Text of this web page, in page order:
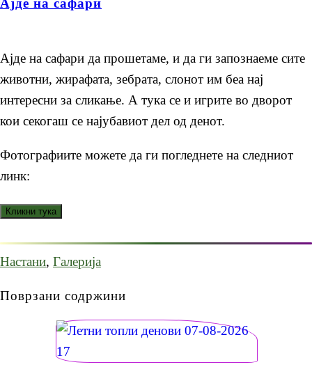
Aјде на сафари
Ајде на сафари да прошетаме, и да ги запознаеме сите
животни, жирафата, зебрата, слонот им беа нај
интересни за сликање. А тука се и игрите во дворот
кои секогаш се најубавиот дел од денот.
Фотографиите можете да ги погледнете на следниот
линк:
Настани, Галерија
Поврзани содржини